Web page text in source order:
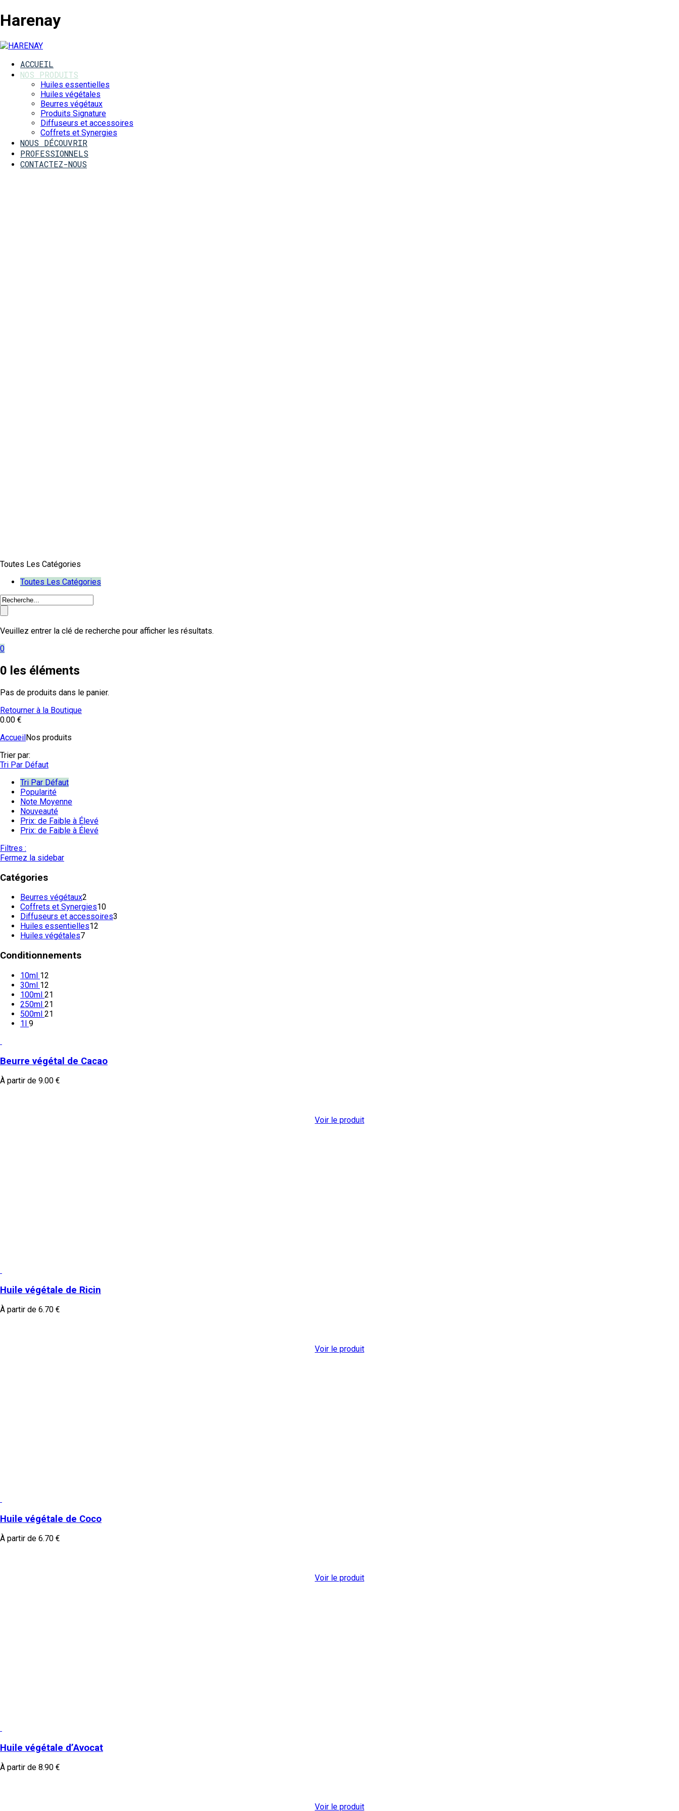
Harenay
ACCUEIL
NOS PRODUITS
Huiles essentielles
Huiles végétales
Beurres végétaux
Produits Signature
Diffuseurs et accessoires
Coffrets et Synergies
NOUS DÉCOUVRIR
PROFESSIONNELS
CONTACTEZ-NOUS
Toutes Les Catégories
Toutes Les Catégories
Veuillez entrer la clé de recherche pour afficher les résultats.
0
0 les éléments
Pas de produits dans le panier.
Retourner à la Boutique
0.00 €
AccueilNos produits
Trier par:
Tri Par Défaut
Tri Par Défaut
Popularité
Note Moyenne
Nouveauté
Prix: de Faible à Élevé
Prix: de Faible à Élevé
Filtres :
Fermez la sidebar
Catégories
Beurres végétaux2
Coffrets et Synergies10
Diffuseurs et accessoires3
Huiles essentielles12
Huiles végétales7
Conditionnements
10ml 12
30ml 12
100ml 21
250ml 21
500ml 21
1l 9
Beurre végétal de Cacao
À partir de 9.00 €
Voir le produit
Huile végétale de Ricin
À partir de 6.70 €
Voir le produit
Huile végétale de Coco
À partir de 6.70 €
Voir le produit
Huile végétale d’Avocat
À partir de 8.90 €
Voir le produit